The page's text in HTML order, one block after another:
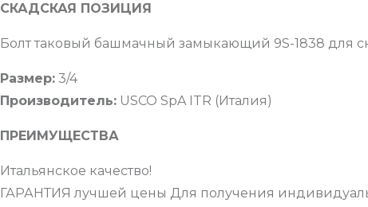
СКАДСКАЯ ПОЗИЦИЯ
Болт таковый башмачный замыкающий 9S-1838 для
Размер: 3/4
Производитель: USCO SpA ITR (Италия)
ПРЕИМУЩЕСТВА
Итальянское качество!
ГАРАНТИЯ лучшей цены Для получения